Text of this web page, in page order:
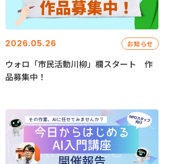
2026.05.26 お知らせ
ウォロ「市民活動川柳」欄スタート 作
品募集中！